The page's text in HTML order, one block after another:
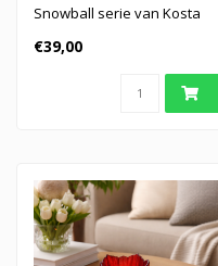
Snowball serie van Kosta
Boda.
€39,00